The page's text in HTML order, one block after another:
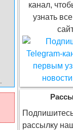
.
канал,
узнать
рассылку